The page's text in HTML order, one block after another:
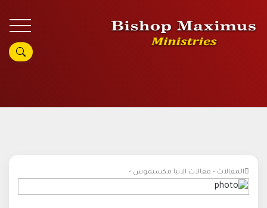
المقالات - مقالات الانبا مكسيموس -